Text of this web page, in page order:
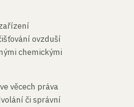
ovzduší
chemickými
věcech práva
či správní